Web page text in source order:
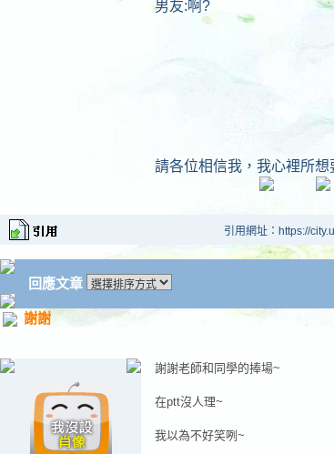
男友:啊?
請各位相信我，我心裡所
引用網址：https://
回應文章
謝謝
謝謝老師和同學的捧場~
在ptt沒人理~
我以為不好笑咧~